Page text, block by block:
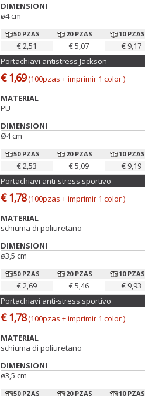
DIMENSIONI
ø4 cm
50 PZAS
€ 2,51
20 PZAS
€ 5,07
10 PZAS
€ 9,17
Portachiavi antistress Jackson
€ 1,69(100pzas + imprimir 1 color )
MATERIAL
PU
DIMENSIONI
Ø4 cm
50 PZAS
€ 2,53
20 PZAS
€ 5,09
10 PZAS
€ 9,19
Portachiavi anti-stress sportivo
€ 1,78(100pzas + imprimir 1 color )
MATERIAL
schiuma di poliuretano
DIMENSIONI
ø3,5 cm
50 PZAS
€ 2,69
20 PZAS
€ 5,46
10 PZAS
€ 9,93
Portachiavi anti-stress sportivo
€ 1,78(100pzas + imprimir 1 color )
MATERIAL
schiuma di poliuretano
DIMENSIONI
ø3,5 cm
50 PZAS 20 PZAS 10 PZAS